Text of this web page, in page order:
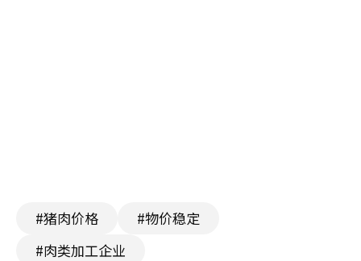
#猪肉价格
#物价稳定
#肉类加工企业